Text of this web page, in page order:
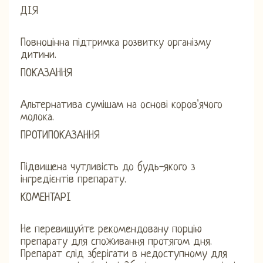
ДІЯ
Повноцінна підтримка розвитку організму
дитини.
ПОКАЗАННЯ
Альтернатива сумішам на основі коров'ячого
молока.
ПРОТИПОКАЗАННЯ
Підвищена чутливість до будь-якого з
інгредієнтів препарату.
КОМЕНТАРІ
Не перевищуйте рекомендовану порцію
препарату для споживання протягом дня.
Препарат слід зберігати в недоступному для